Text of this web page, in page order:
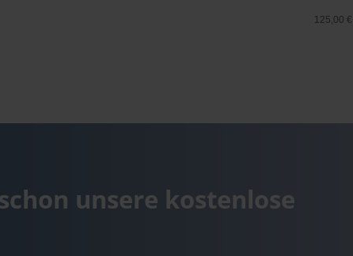
125,00 €
unsere kostenlose